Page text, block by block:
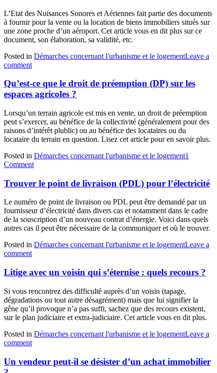
L’Etat des Nuisances Sonores et Aériennes fait partie des documents
à fournir pour la vente ou la location de biens immobiliers situés sur
une zone proche d’un aéroport. Cet article vous en dit plus sur ce
document, son élaboration, sa validité, etc.
Posted in Démarches concernant l'urbanisme et le logementLeave a
comment
Qu’est-ce que le droit de préemption (DP) sur les
espaces agricoles ?
Lorsqu’un terrain agricole est mis en vente, un droit de préemption
peut s’exercer, au bénéfice de la collectivité (généralement pour des
raisons d’intérêt plublic) ou au bénéfice des locataires ou du
locataire du terrain en question. Lisez cet article pour en savoir plus.
Posted in Démarches concernant l'urbanisme et le logement1
Comment
Trouver le point de livraison (PDL) pour l’électricité
Le numéro de point de livraison ou PDL peut être demandé par un
fournisseur d’électricité dans divers cas et notamment dans le cadre
de la souscription d’un nouveau contrat d’énergie. Voici dans quels
autres cas il peut être nécessaire de la communiquer et où le trouver.
Posted in Démarches concernant l'urbanisme et le logementLeave a
comment
Litige avec un voisin qui s’éternise : quels recours ?
Si vous rencontrez des difficulté auprès d’un voisin (tapage,
dégradations ou tout autre désagrément) mais que lui signifier la
gêne qu’il provoque n’a pas suffi, sachez que des recours existent,
sur le plan judiciaire et extra-judiciaire. Cet article vous en dit plus.
Posted in Démarches concernant l'urbanisme et le logementLeave a
comment
Un vendeur peut-il se désister d’un achat immobilier